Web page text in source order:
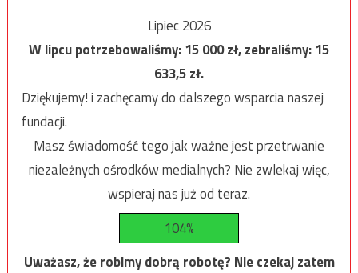
Lipiec 2026
W lipcu potrzebowaliśmy:15 000zł, zebraliśmy:15
633,5zł.
Dziękujemy! i zachęcamy do dalszego wsparcia naszej
fundacji.
Masz świadomość tego jak ważne jest przetrwanie
niezależnych ośrodków medialnych? Nie zwlekaj więc,
wspieraj nas już od teraz.
104%
Uważasz, że robimy dobrą robotę? Nie czekaj zatem